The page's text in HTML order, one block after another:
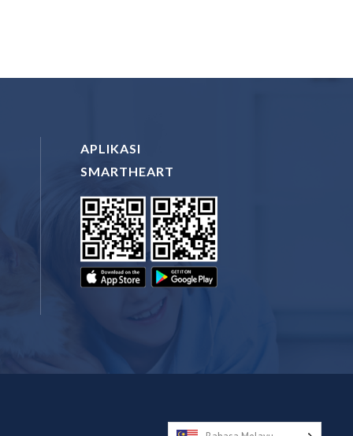
APLIKASI
SMARTHEART